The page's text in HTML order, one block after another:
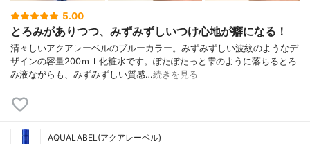
5.00
とろみがありつつ、みずみずしいつけ心地が癖になる！
清々しいアクアレーベルのブルーカラー。みずみずしい波紋のようなデ
ザインの容量200ｍｌ化粧水です。ぽたぽたっと雫のように落ちるとろ
み液ながらも、みずみずしい質感…続きを見る
AQUALABEL(アクアレーベル)